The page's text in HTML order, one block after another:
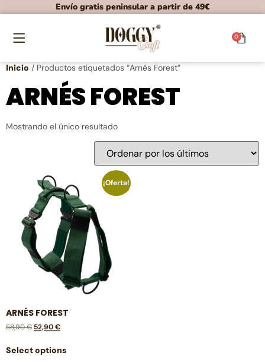
Envío gratis peninsular a partir de 49€
0
Inicio / Productos etiquetados “Arnés Forest”
ARNÉS FOREST
Mostrando el único resultado
¡Oferta!
ARNÉS FOREST
58,90€ 52,90€
Select options